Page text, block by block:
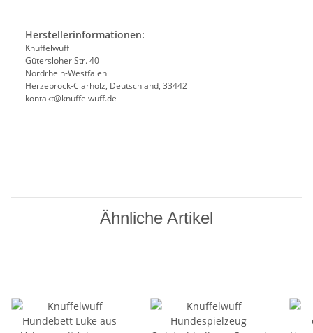
Herstellerinformationen:
Knuffelwuff
Gütersloher Str. 40
Nordrhein-Westfalen
Herzebrock-Clarholz, Deutschland, 33442
kontakt@knuffelwuff.de
Ähnliche Artikel